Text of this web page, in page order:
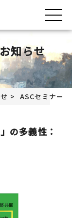
知らせ
ASCセミナー
の多義性：